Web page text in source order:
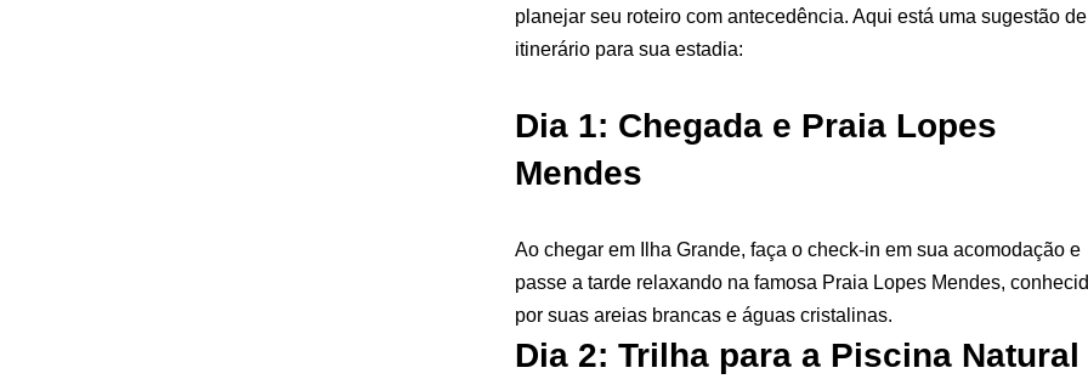
planejar seu roteiro com antecedência. Aqui está uma sugestão de
itinerário para sua estadia:
Dia 1: Chegada e Praia Lopes
Mendes
Ao chegar em Ilha Grande, faça o check-in em sua acomodação e
passe a tarde relaxando na famosa Praia Lopes Mendes,
por suas areias brancas e águas cristalinas.
Dia 2: Trilha para a Piscina Natural